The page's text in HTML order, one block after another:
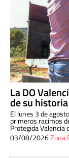
La DO
de su historia
El lunes 3 de
primeros racimos
Protegida Valencia
03/08/2026Zona